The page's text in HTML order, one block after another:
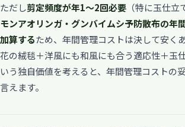
ただし剪定頻度が年1〜2回必要 （特に玉仕立
モンアオリンガ・グンバイムシ予防散布の
加算するため、年間管理コストは決して安く
花の絨毯＋洋風にも和風にも合う適応性＋玉
いう独自価値を考えると、年間管理コストの
言えます。